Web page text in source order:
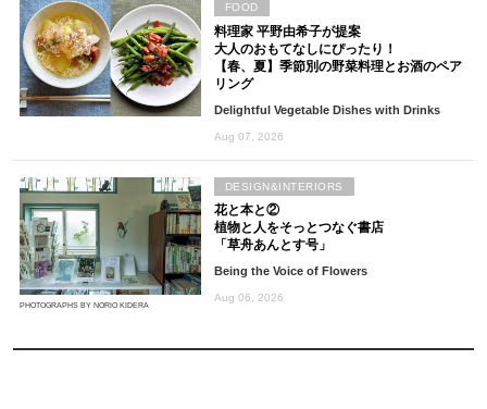
料理家 平野由希子が提案
大人のおもてなしにぴったり！
【春、夏】季節別の野菜料理とお酒のペア
リング
Delightful Vegetable Dishes with Drinks
Aug 07, 2026
FOOD
PHOTOGRAPHS BY NORIO KIDERA
花と本と②
植物と人をそっとつなぐ書店
「草舟あんとす号」
Being the Voice of Flowers
Aug 06, 2026
DESIGN&INTERIORS